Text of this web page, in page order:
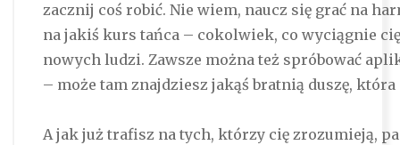
zacznij coś robić. Nie wiem, naucz się grać na
na jakiś kurs tańca – cokolwiek, co wyciągnie
nowych ludzi. Zawsze można też spróbować
– może tam znajdziesz jakąś bratnią duszę,
A jak już trafisz na tych, którzy cię zrozumieją,